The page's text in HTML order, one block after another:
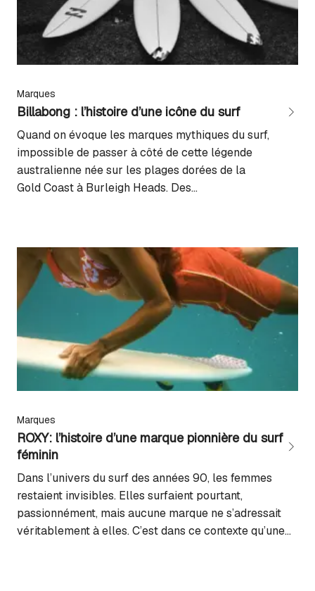
Marques
Billabong : l’histoire d’une icône du surf
Quand on évoque les marques mythiques du surf,
impossible de passer à côté de cette légende
australienne née sur les plages dorées de la
Gold Coast à Burleigh Heads. Des
retrace l’évolution d’un art de vivre devenu
mondial, autour de la culture surf. Plongée aux...
Marques
ROXY: l’histoire d’une marque pionnière du surf
féminin
Dans l’univers du surf des années 90, les femmes
restaient invisibles. Elles surfaient pourtant,
passionnément, mais aucune marque ne s’adressait
véritablement à elles. C’est dans ce contexte qu’une